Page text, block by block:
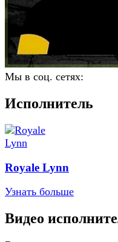
Мы в соц. сетях:
Исполнитель
Royale Lynn
Узнать больше
Видео